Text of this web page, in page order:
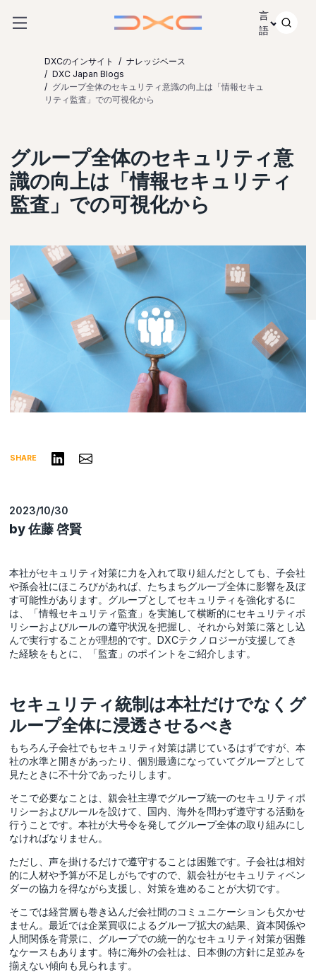
言
語
DXCのインサイト
ナレッジベース
DXC Japan Blogs
グループ全体のセキュリティ意識の向上は「情報セキュ
リティ監査」での可視化から
グループ全体のセキュリティ意
識の向上は「情報セキュリティ
監査」での可視化から
SHARE リンクトインで共有する
Share via Email
2023/10/30
by 佐藤 啓賢
本社がセキュリティ対策に力を入れて取り組んだとしても、子会社
や孫会社にほころびがあれば、たちまちグループ全体に影響を及ぼ
す可能性があります。グループとしてセキュリティを強化するに
は、「情報セキュリティ監査」を実施して横断的にセキュリティポ
リシーおよびルールの遵守状況を把握し、それから対策に落とし込
んで実行することが理想的です。DXCテクノロジーが支援してき
た経験をもとに、「監査」のポイントをご紹介します。
セキュリティ統制は本社だけでなくグ
ループ全体に浸透させるべき
もちろん子会社でもセキュリティ対策は講じているはずですが、本
社の水準と開きがあったり、個別最適になっていてグループとして
見たときに不十分であったりします。
そこで必要なことは、親会社主導でグループ統一のセキュリティポ
リシーおよびルールを設けて、国内、海外を問わず遵守する活動を
行うことです。本社が大号令を発してグループ全体の取り組みにし
なければなりません。
ただし、声を掛けるだけで遵守することは困難です。子会社は相対
的に人材や予算が不足しがちですので、親会社がセキュリティベン
ダーの協力を得ながら支援し、対策を進めることが大切です。
そこでは経営層も巻き込んだ会社間のコミュニケーションも欠かせ
ません。最近では企業買収によるグループ拡大の結果、資本関係や
人間関係を背景に、グループでの統一的なセキュリティ対策が困難
なケースもあります。特に海外の会社は、日本側の方針に足並みを
揃えない傾向も見られます。